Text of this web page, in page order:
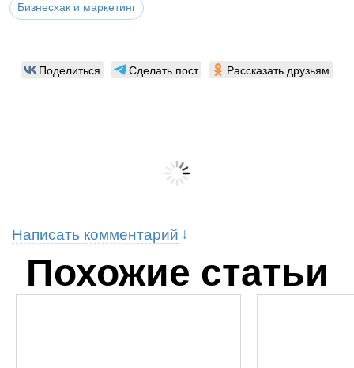
Бизнесхак и маркетинг
Поделиться Сделать пост Рассказать друзьям
Написать комментарий
Похожие статьи